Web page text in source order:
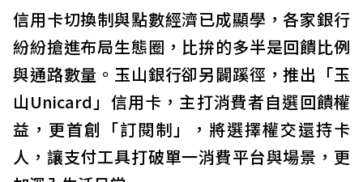
信用卡切換制與點數經濟已成顯學，各家銀行
紛紛搶進布局生態圈，比拚的多半是回饋比例
與通路數量。玉山銀行卻另闢蹊徑，推出「玉
山Unicard」信用卡，主打消費者自選回饋權
益，更首創「訂閱制」，將選擇權交還持卡
人，讓支付工具打破單一消費平台與場景，更